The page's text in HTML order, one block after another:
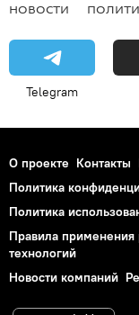
НОВОСТИ
Telegram
О проекте Контакты
Политика
Политика
Правила
технологий
Новости компаний